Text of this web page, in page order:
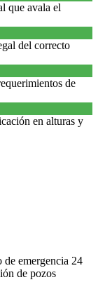
que avala el
del correcto
de
en alturas y
de emergencia 24
de pozos